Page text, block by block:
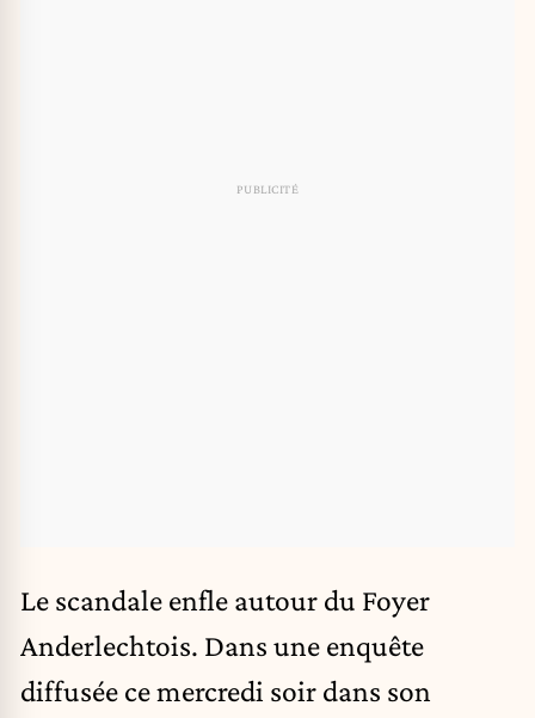
Le scandale enfle autour du Foyer
Anderlechtois. Dans une enquête
diffusée ce mercredi soir dans son